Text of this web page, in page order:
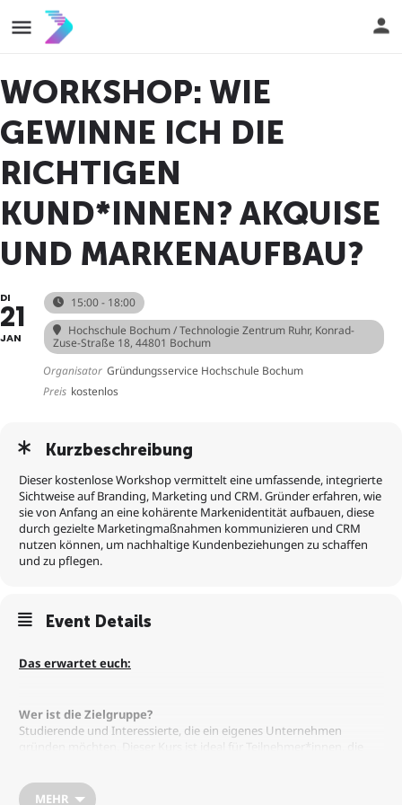
WORKSHOP: WIE
GEWINNE ICH DIE
RICHTIGEN
KUND*INNEN? AKQUISE
UND MARKENAUFBAU?
DI
21
JAN
15:00 - 18:00
Hochschule Bochum / Technologie Zentrum Ruhr, Konrad-
Zuse-Straße 18, 44801 Bochum
Organisator Gründungsservice Hochschule Bochum
Preis kostenlos
Kurzbeschreibung
Dieser kostenlose Workshop vermittelt eine umfassende, integrierte
Sichtweise auf Branding, Marketing und CRM. Gründer erfahren, wie
sie von Anfang an eine kohärente Markenidentität aufbauen, diese
durch gezielte Marketingmaßnahmen kommunizieren und CRM
nutzen können, um nachhaltige Kundenbeziehungen zu schaffen
und zu pflegen.
Event Details
Das erwartet euch:
Wer ist die Zielgruppe?
Studierende und Interessierte, die ein eigenes Unternehmen
Markenaufbau benötigen.
MEHR